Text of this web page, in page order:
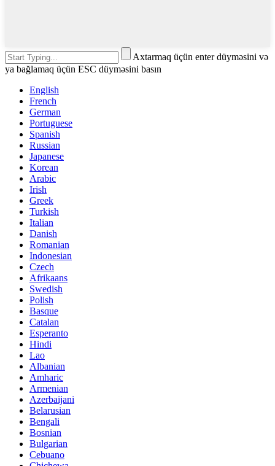
Axtarmaq üçün enter düyməsini və
ya bağlamaq üçün ESC düyməsini basın
English
French
German
Portuguese
Spanish
Russian
Japanese
Korean
Arabic
Irish
Greek
Turkish
Italian
Danish
Romanian
Indonesian
Czech
Afrikaans
Swedish
Polish
Basque
Catalan
Esperanto
Hindi
Lao
Albanian
Amharic
Armenian
Azerbaijani
Belarusian
Bengali
Bosnian
Bulgarian
Cebuano